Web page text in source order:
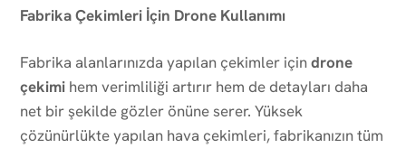
Fabrika Çekimleri İçin Drone Kullanımı
Fabrika alanlarınızda yapılan çekimler içindrone
çekimi hem verimliliği artırır hem de detayları daha
net bir şekilde gözler önüne serer. Yüksek
çözünürlükte yapılan hava çekimleri, fabrikanızın tüm